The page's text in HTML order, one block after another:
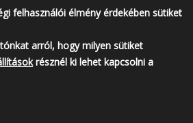
– 14:00
telefonos egyeztetés szükséges!
; +36 30 213 3461
felhasználói élmény érdekében sütiket
arról, hogy milyen sütiket
résznél ki lehet kapcsolni a